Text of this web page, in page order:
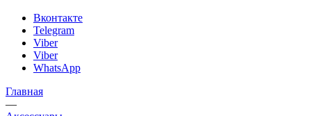
Вконтакте
Telegram
Viber
Viber
WhatsApp
Главная
—